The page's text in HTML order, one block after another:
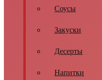
Соусы
Закуски
Десерты
Напитки